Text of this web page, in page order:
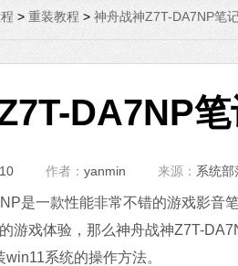
> 重装教程 > 神舟战神Z7T-DA7NP笔
DA7NP
作者： yanmin 来源： 系统部
一款性能非常不错的游戏影音
游戏体验，那么神舟战神Z7T-
系统的操作方法。